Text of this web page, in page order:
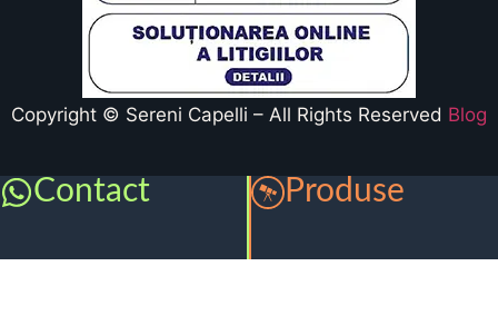
Copyright © Sereni Capelli – All Rights Reserved Blog
Contact Produse